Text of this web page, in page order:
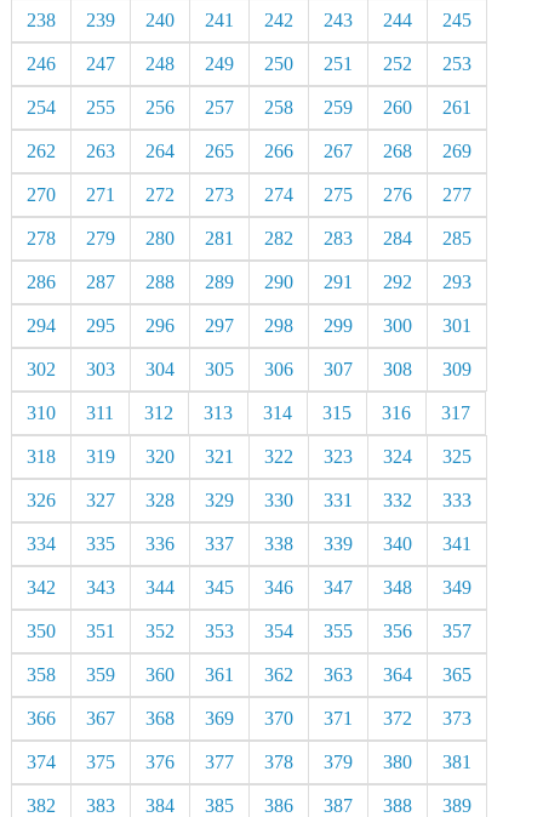
238 239 240 241 242 243 244 245
246 247 248 249 250 251 252 253
254 255 256 257 258 259 260 261
262 263 264 265 266 267 268 269
270 271 272 273 274 275 276 277
278 279 280 281 282 283 284 285
286 287 288 289 290 291 292 293
294 295 296 297 298 299 300 301
302 303 304 305 306 307 308 309
310 311 312 313 314 315 316 317
318 319 320 321 322 323 324 325
326 327 328 329 330 331 332 333
334 335 336 337 338 339 340 341
342 343 344 345 346 347 348 349
350 351 352 353 354 355 356 357
358 359 360 361 362 363 364 365
366 367 368 369 370 371 372 373
374 375 376 377 378 379 380 381
382 383 384 385 386 387 388 389